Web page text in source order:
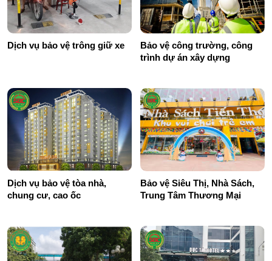
Dịch vụ bảo vệ trông giữ xe
Bảo vệ công trường, công
trình dự án xây dựng
Dịch vụ bảo vệ tòa nhà,
chung cư, cao ốc
Bảo vệ Siêu Thị, Nhà Sách,
Trung Tâm Thương Mại